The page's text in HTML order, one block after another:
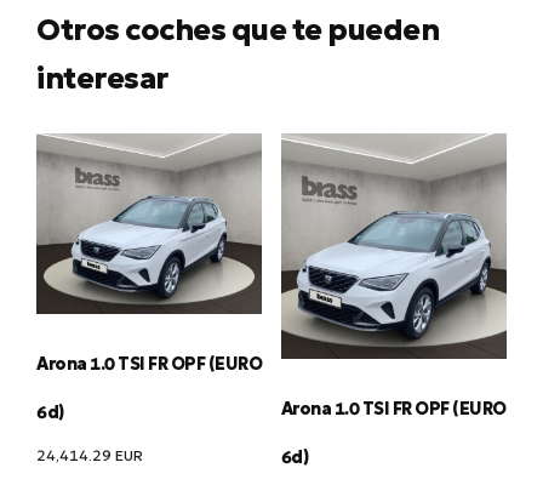
Otros coches que te pueden
interesar
Arona 1.0 TSI FR OPF (EURO
6d)
24,414.29 EUR
Arona 1.0 TSI FR OPF (EURO
6d)